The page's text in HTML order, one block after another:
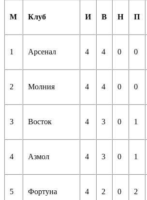
М Клуб И В Н П
1 Арсенал 4 4 0 0
2 Молния 4 4 0 0
3 Восток 4 3 0 1
4 Азмол 4 3 0 1
5 Фортуна 4 2 0 2